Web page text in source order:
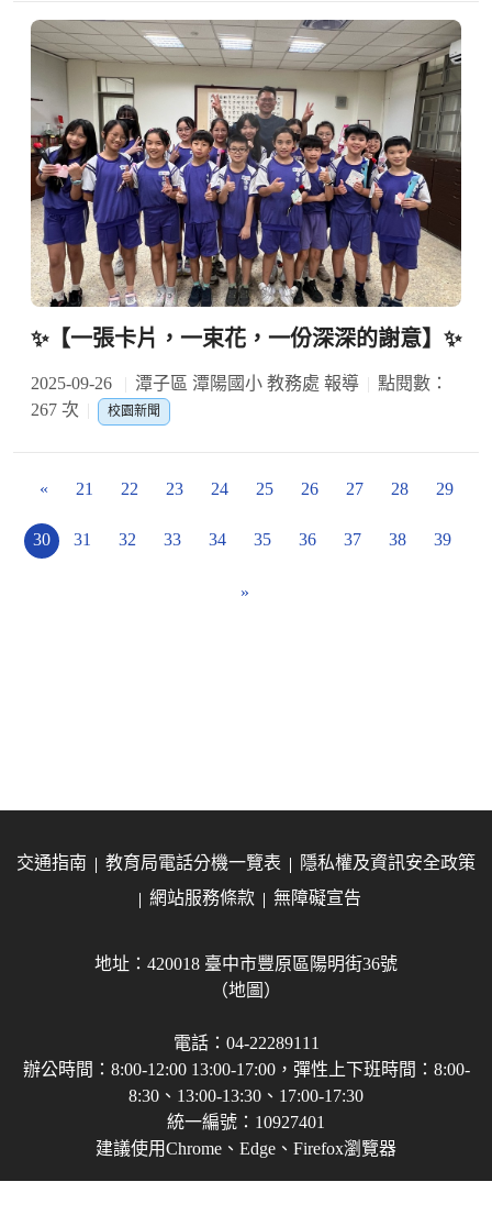
✨【一張卡片，一束花，一份深深的謝意】✨
2025-09-26 潭子區 潭陽國小 教務處 報導
點閱數：
267 次
校園新聞
« 21 22 23 24 25 26 27 28 29
30 31 32 33 34 35 36 37 38 39
»
交通指南 教育局電話分機一覽表
隱私權及資訊安全政策
網站服務條款
無障礙宣告
地址：420018 臺中市豐原區陽明街36號
（地圖）
電話：04-22289111
辦公時間：8:00-12:00 13:00-17:00，彈性上下班時間：8:00-
8:30、13:00-13:30、17:00-17:30
統一編號：10927401
建議使用Chrome、Edge、Firefox瀏覽器